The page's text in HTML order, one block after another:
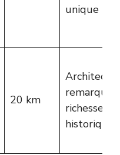
unique
20 km
richesse
historique